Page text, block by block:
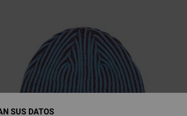
SUS DATOS